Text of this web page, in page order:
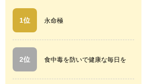
1位 永命極
2位 食中毒を防いで健康な毎日を